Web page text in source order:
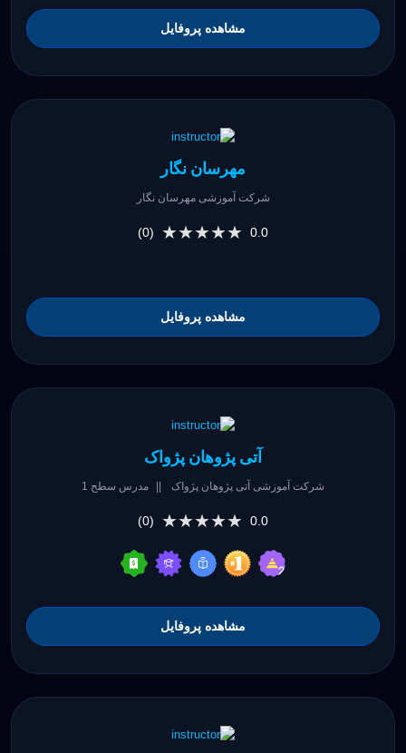
مشاهده پروفایل
مهرسان نگار
شرکت آموزشی مهرسان نگار
0.0
★★★★★
★★★★★
(0)
مشاهده پروفایل
آتی پژوهان پژواک
شرکت آموزشی آتی پژوهان پژواک مدرس سطح 1
0.0
★★★★★
★★★★★
(0)
مشاهده پروفایل